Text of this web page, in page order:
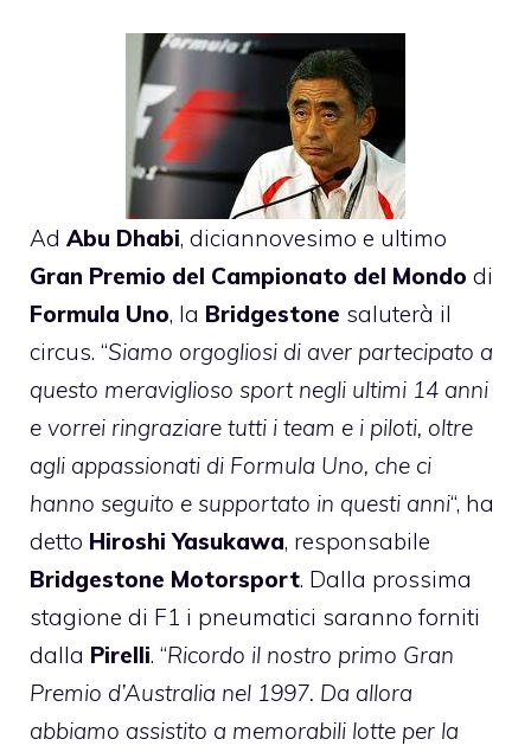
Ad Abu Dhabi, diciannovesimo e ultimo
Gran Premio del Campionato del Mondo di
Formula Uno, la Bridgestone saluterà il
circus. “Siamo orgogliosi di aver partecipato a
questo meraviglioso sport negli ultimi 14 anni
e vorrei ringraziare tutti i team e i piloti, oltre
agli appassionati di Formula Uno, che ci
hanno seguito e supportato in questi anni“, ha
detto Hiroshi Yasukawa, responsabile
Bridgestone Motorsport. Dalla prossima
stagione di F1 i pneumatici saranno forniti
dalla Pirelli. “Ricordo il nostro primo Gran
Premio d’Australia nel 1997. Da allora
abbiamo assistito a memorabili lotte per la